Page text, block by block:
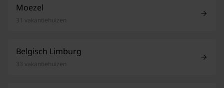
Moezel
31 vakantiehuizen
Belgisch Limburg
33 vakantiehuizen